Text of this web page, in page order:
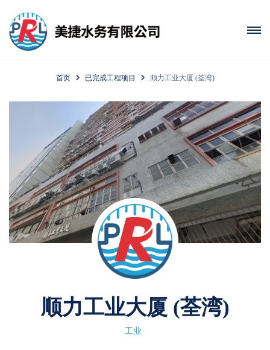
首页 已完成工程项目 顺力工业大厦 (荃湾)
顺力工业大厦 (荃湾)
工业